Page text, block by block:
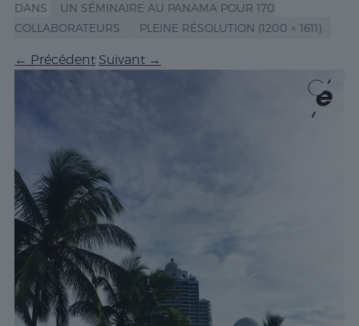
DANS
UN SÉMINAIRE AU PANAMA POUR 170
COLLABORATEURS
PLEINE RÉSOLUTION (1200 × 1611)
← Précédent Suivant →